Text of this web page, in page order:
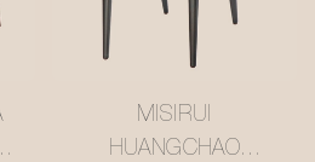
MISIRUI
HUANGCHAO